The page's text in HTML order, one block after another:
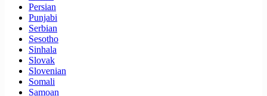
Persian
Punjabi
Serbian
Sesotho
Sinhala
Slovak
Slovenian
Somali
Samoan